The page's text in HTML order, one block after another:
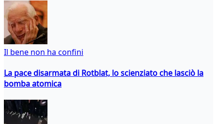
Il bene non ha confini
La pace disarmata di Rotblat, lo scienziato che lasciò la
bomba atomica